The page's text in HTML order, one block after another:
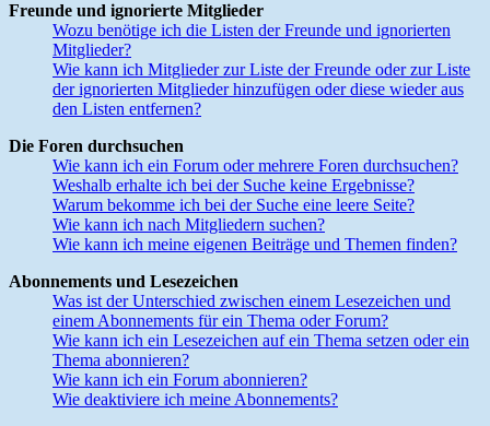
Freunde und ignorierte Mitglieder
Wozu benötige ich die Listen der Freunde und ignorierten
Mitglieder?
Wie kann ich Mitglieder zur Liste der Freunde oder zur Liste
der ignorierten Mitglieder hinzufügen oder diese wieder aus
den Listen entfernen?
Die Foren durchsuchen
Wie kann ich ein Forum oder mehrere Foren durchsuchen?
Weshalb erhalte ich bei der Suche keine Ergebnisse?
Warum bekomme ich bei der Suche eine leere Seite?
Wie kann ich nach Mitgliedern suchen?
Wie kann ich meine eigenen Beiträge und Themen finden?
Abonnements und Lesezeichen
Was ist der Unterschied zwischen einem Lesezeichen und
einem Abonnements für ein Thema oder Forum?
Wie kann ich ein Lesezeichen auf ein Thema setzen oder ein
Thema abonnieren?
Wie kann ich ein Forum abonnieren?
Wie deaktiviere ich meine Abonnements?